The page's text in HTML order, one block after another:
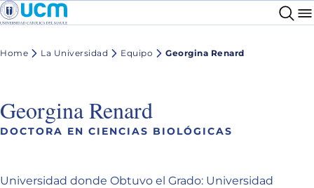
Home La Universidad Equipo Georgina Renard
Georgina Renard
DOCTORA EN CIENCIAS BIOLÓGICAS
Universidad donde Obtuvo el Grado: Universidad